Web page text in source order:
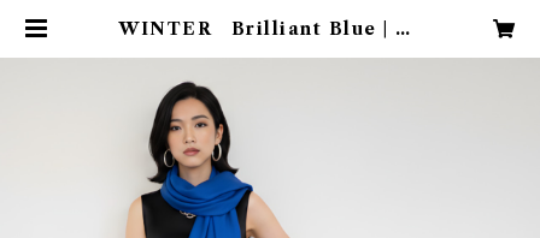
WINTER Brilliant Blue | mi